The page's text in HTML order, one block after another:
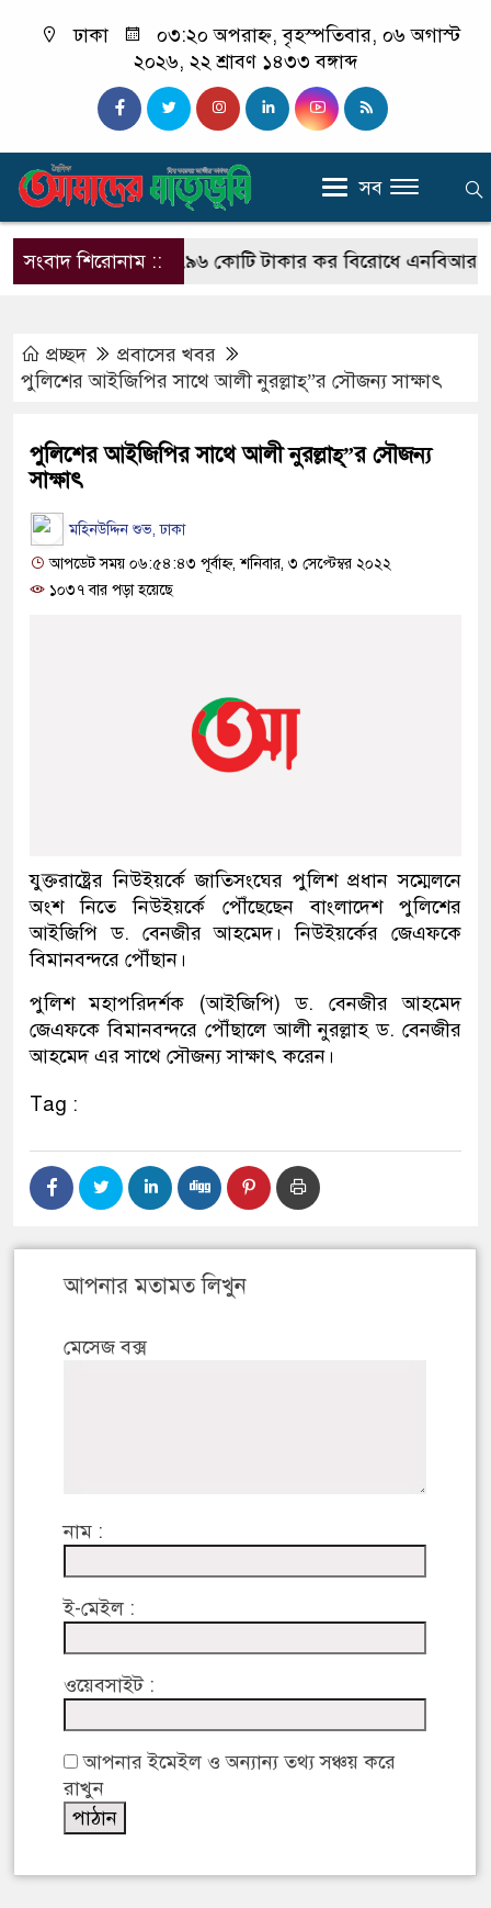
ঢাকা
০৩:২০ অপরাহ্ন, বৃহস্পতিবার, ০৬ অগাস্ট
২০২৬, ২২ শ্রাবণ ১৪৩৩ বঙ্গাব্দ
সব
সংবাদ শিরোনাম ::
মাহফিল ৭৯৬ কোটি টাকার কর বিরোধে এনবিআর ও
প্রচ্ছদ
প্রবাসের খবর
পুলিশের আইজিপির সাথে আলী নুরল্লাহ্”র সৌজন্য সাক্ষাৎ
পুলিশের আইজিপির সাথে আলী নুরল্লাহ্”র সৌজন্য
সাক্ষাৎ
মহিনউদ্দিন শুভ, ঢাকা
আপডেট সময় ০৬:৫৪:৪৩ পূর্বাহ্ন, শনিবার, ৩ সেপ্টেম্বর ২০২২
১০৩৭ বার পড়া হয়েছে
যুক্তরাষ্ট্রের নিউইয়র্কে জাতিসংঘের পুলিশ প্রধান সম্মেলনে
অংশ নিতে নিউইয়র্কে পৌঁছেছেন বাংলাদেশ পুলিশের
আইজিপি ড. বেনজীর আহমেদ। নিউইয়র্কের জেএফকে
বিমানবন্দরে পৌঁছান।
পুলিশ মহাপরিদর্শক (আইজিপি) ড. বেনজীর আহমেদ
জেএফকে বিমানবন্দরে পৌঁছালে আলী নুরল্লাহ ড. বেনজীর
আহমেদ এর সাথে সৌজন্য সাক্ষাৎ করেন।
Tag :
আপনার মতামত লিখুন
মেসেজ বক্স
নাম :
ই-মেইল :
ওয়েবসাইট :
আপনার ইমেইল ও অন্যান্য তথ্য সঞ্চয় করে
রাখুন